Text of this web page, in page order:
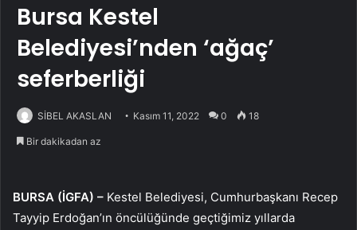
Bursa Kestel
Belediyesi’nden ‘ağaç’
seferberliği
SİBEL AKASLAN Kasım 11, 2022 0 18
Bir dakikadan az
BURSA (İGFA) – Kestel Belediyesi, Cumhurbaşkanı Recep
Tayyip Erdoğan’ın öncülüğünde geçtiğimiz yıllarda